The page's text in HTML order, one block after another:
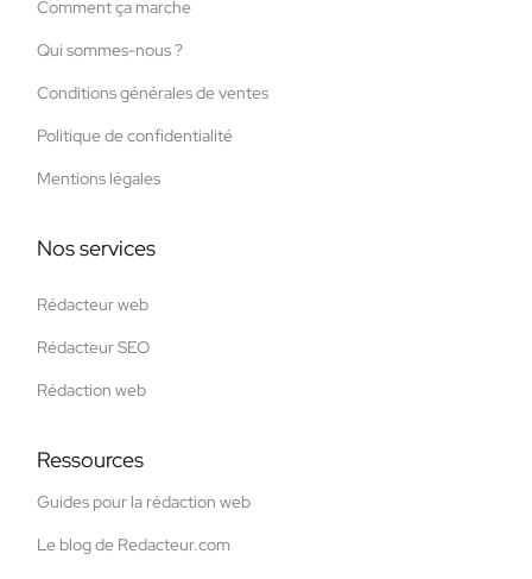
Comment ça marche
Qui sommes-nous ?
Conditions générales de ventes
Politique de confidentialité
Mentions légales
Nos services
Rédacteur web
Rédacteur SEO
Rédaction web
Ressources
Guides pour la rédaction web
Le blog de Redacteur.com